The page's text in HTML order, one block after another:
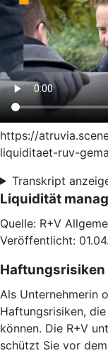
https://
liquiditaet-ruv-
Transkript
Liquidität
Quelle: R+V
Veröffentlicht:
Haftungsrisiken
Als Unternehmerin
Haftungsrisiken,
können. Die R+V
schützt Sie vor